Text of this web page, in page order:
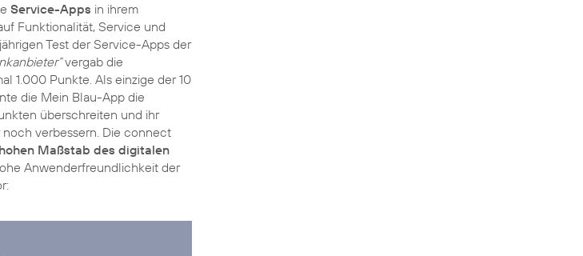
Service-Apps in ihrem
Funktionalität, Service und
Test der Service-Apps der
vergab die
1.000 Punkte. Als einzige der 10
die Mein Blau-App die
überschreiten und ihr
noch verbessern. Die connect
hohen Maßstab des digitalen
Anwenderfreundlichkeit der